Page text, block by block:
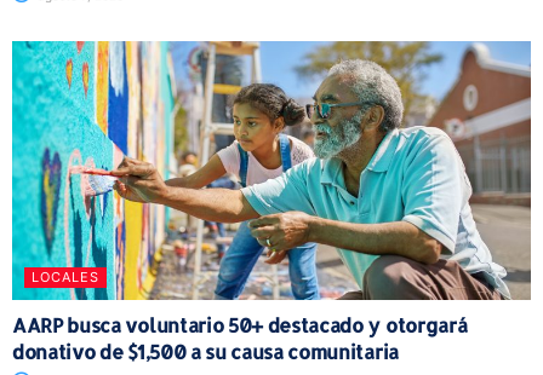
LOCALES
AARP busca voluntario 50+ destacado y otorgará
donativo de $1,500 a su causa comunitaria